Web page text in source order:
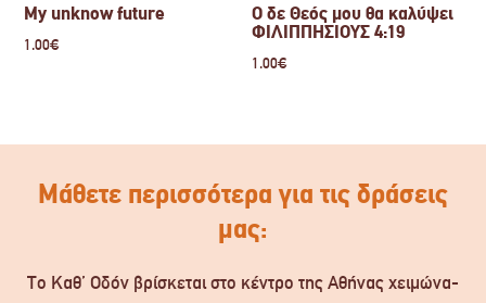
My unknow future
1.00€
Ο δε Θεός μου θα καλύψει
ΦΙΛΙΠΠΗΣΙΟΥΣ 4:19
1.00€
Μάθετε περισσότερα για τις δράσεις
μας:
Το Καθ’ Οδόν βρίσκεται στο κέντρο της Αθήνας χειμώνα-